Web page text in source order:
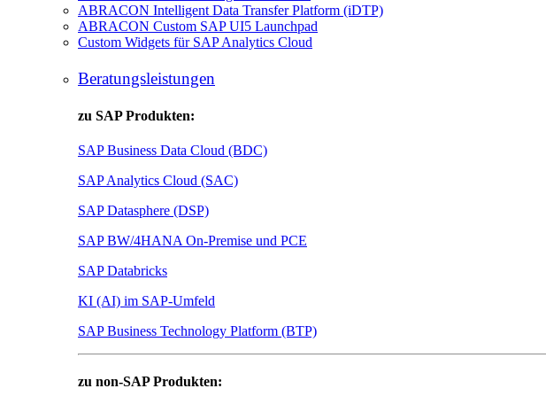
ABRACON Intelligent Data Transfer Platform (iDTP)
ABRACON Custom SAP UI5 Launchpad
Custom Widgets für SAP Analytics Cloud
Beratungsleistungen
zu SAP Produkten:
SAP Business Data Cloud (BDC)
SAP Analytics Cloud (SAC)
SAP Datasphere (DSP)
SAP BW/4HANA On-Premise und PCE
SAP Databricks
KI (AI) im SAP-Umfeld
SAP Business Technology Platform (BTP)
zu non-SAP Produkten: